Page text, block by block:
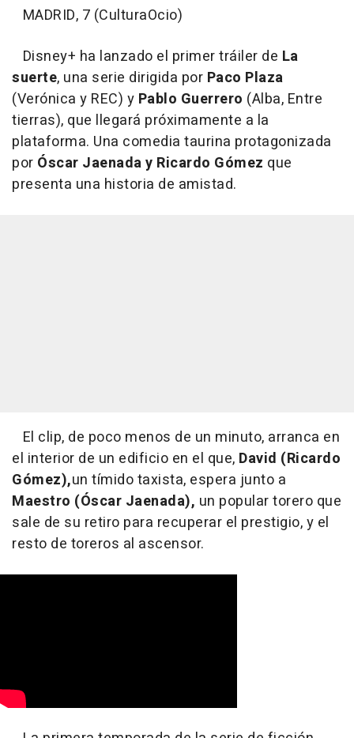
MADRID, 7 (CulturaOcio)
Disney+ ha lanzado el primer tráiler de La
suerte, una serie dirigida por Paco Plaza
(Verónica y REC) y Pablo Guerrero (Alba, Entre
tierras), que llegará próximamente a la
plataforma. Una comedia taurina protagonizada
por Óscar Jaenada y Ricardo Gómez que
presenta una historia de amistad.
El clip, de poco menos de un minuto, arranca en
el interior de un edificio en el que, David (Ricardo
Gómez),un tímido taxista, espera junto a
Maestro (Óscar Jaenada), un popular torero que
sale de su retiro para recuperar el prestigio, y el
resto de toreros al ascensor.